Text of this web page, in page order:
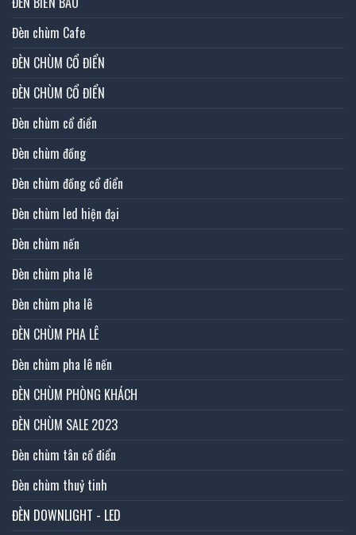
Đèn chùm Cafe
ĐÈN CHÙM CỔ ĐIỂN
ĐÈN CHÙM CỔ ĐIỂN
Đèn chùm cổ điển
Đèn chùm đồng
Đèn chùm đồng cổ điển
Đèn chùm led hiện đại
Đèn chùm nến
Đèn chùm pha lê
Đèn chùm pha lê
ĐÈN CHÙM PHA LÊ
Đèn chùm pha lê nến
ĐÈN CHÙM PHÒNG KHÁCH
ĐÈN CHÙM SALE 2023
Đèn chùm tân cổ điển
Đèn chùm thuỷ tinh
ĐÈN DOWNLIGHT - LED